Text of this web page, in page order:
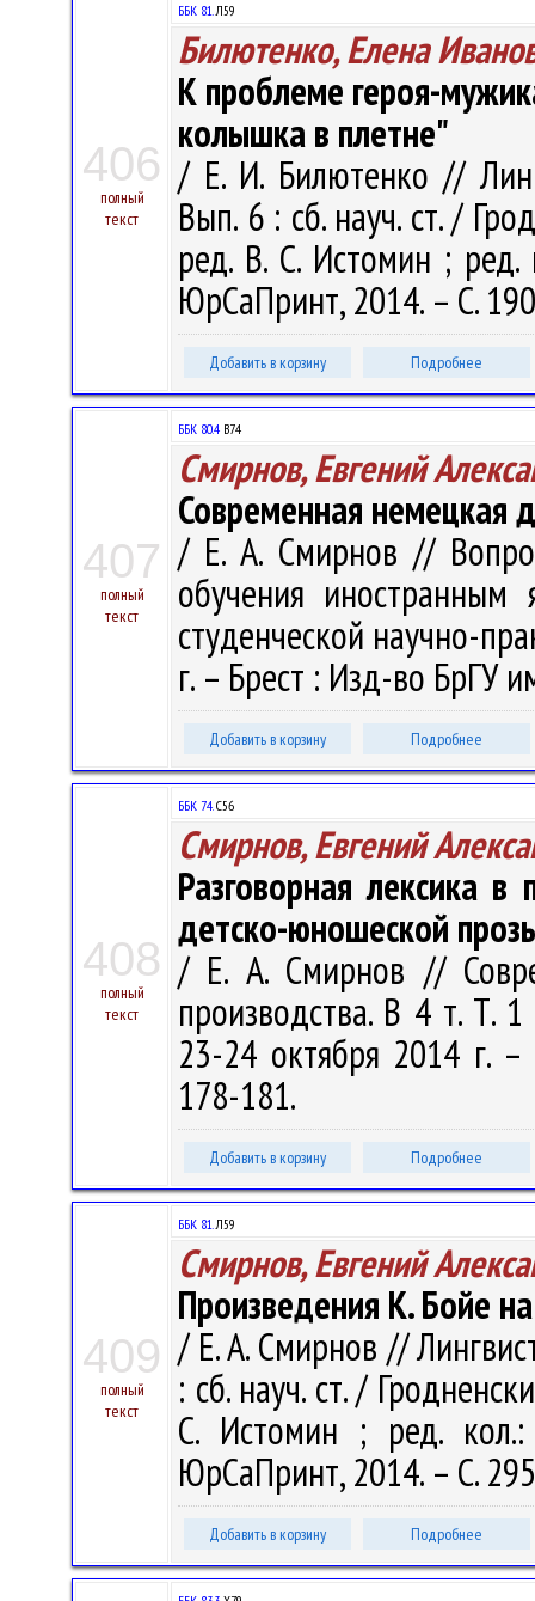
406
полный
текст
ББК 81.Л59
Билютенко, Елена
К проблеме героя-
колышка в плетне"
/ Е. И. Билютенко //
Вып. 6 : сб. науч. ст. /
ред. В. С. Истомин ;
ЮрСаПринт, 2014. – С.
Добавить в корзину Подробнее
407
полный
текст
ББК 80.4 В74
Смирнов, Евгений
Современная немецкая
/ Е. А. Смирнов //
обучения
студенческой научно-
г. – Брест : Изд-во БрГУ
Добавить в корзину Подробнее
408
полный
текст
ББК 74.С56
Смирнов, Евгений
Разговорная лексика
детско-юношеской
/ Е. А. Смирнов //
производства. В 4 т. Т.
23-24 октября 2014 г.
178-181.
Добавить в корзину Подробнее
409
полный
текст
ББК 81.Л59
Смирнов, Евгений
Произведения К. Бойе
/ Е. А. Смирнов //
: сб. науч. ст. /
С. Истомин ; ред.
ЮрСаПринт, 2014. – С.
Добавить в корзину Подробнее